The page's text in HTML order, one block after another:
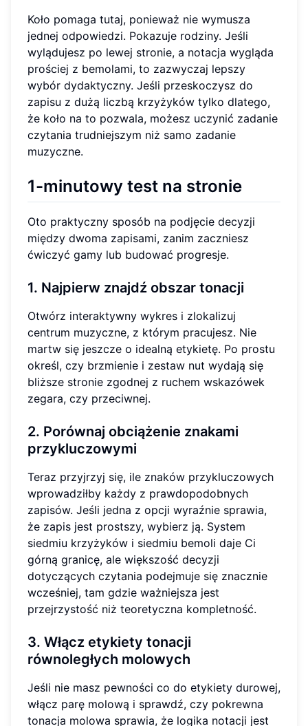
Koło pomaga tutaj, ponieważ nie wymusza
jednej odpowiedzi. Pokazuje rodziny. Jeśli
wylądujesz po lewej stronie, a notacja wygląda
prościej z bemolami, to zazwyczaj lepszy
wybór dydaktyczny. Jeśli przeskoczysz do
zapisu z dużą liczbą krzyżyków tylko dlatego,
że koło na to pozwala, możesz uczynić zadanie
czytania trudniejszym niż samo zadanie
muzyczne.
1-minutowy test na stronie
Oto praktyczny sposób na podjęcie decyzji
między dwoma zapisami, zanim zaczniesz
ćwiczyć gamy lub budować progresje.
1. Najpierw znajdź obszar tonacji
Otwórz interaktywny wykres i zlokalizuj
centrum muzyczne, z którym pracujesz. Nie
martw się jeszcze o idealną etykietę. Po prostu
określ, czy brzmienie i zestaw nut wydają się
bliższe stronie zgodnej z ruchem wskazówek
zegara, czy przeciwnej.
2. Porównaj obciążenie znakami
przykluczowymi
Teraz przyjrzyj się, ile znaków przykluczowych
wprowadziłby każdy z prawdopodobnych
zapisów. Jeśli jedna z opcji wyraźnie sprawia,
że zapis jest prostszy, wybierz ją. System
siedmiu krzyżyków i siedmiu bemoli daje Ci
górną granicę, ale większość decyzji
dotyczących czytania podejmuje się znacznie
wcześniej, tam gdzie ważniejsza jest
przejrzystość niż teoretyczna kompletność.
3. Włącz etykiety tonacji
równoległych molowych
Jeśli nie masz pewności co do etykiety durowej,
włącz parę molową i sprawdź, czy pokrewna
tonacja molowa sprawia, że logika notacji jest